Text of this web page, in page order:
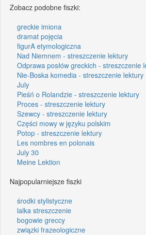
Zobacz podobne fiszki:
greckie imiona
dramat pojęcia
figurA etymologiczna
Nad Niemnem - streszczenie lektury
Odprawa posłów greckich - streszczenie
Nie-Boska komedia - streszczenie lektury
July
Pieśń o Rolandzie - streszczenie lektury
Proces - streszczenie lektury
Szewcy - streszczenie lektury
Części mowy w języku polskim
Potop - streszczenie lektury
Les nombres en polonais
July 30
Meine Lektion
Najpopularniejsze fiszki
środki stylistyczne
lalka streszczenie
bogowie greccy
związki frazeologiczne